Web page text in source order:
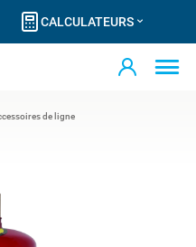
CALCULATEURS
de ligne